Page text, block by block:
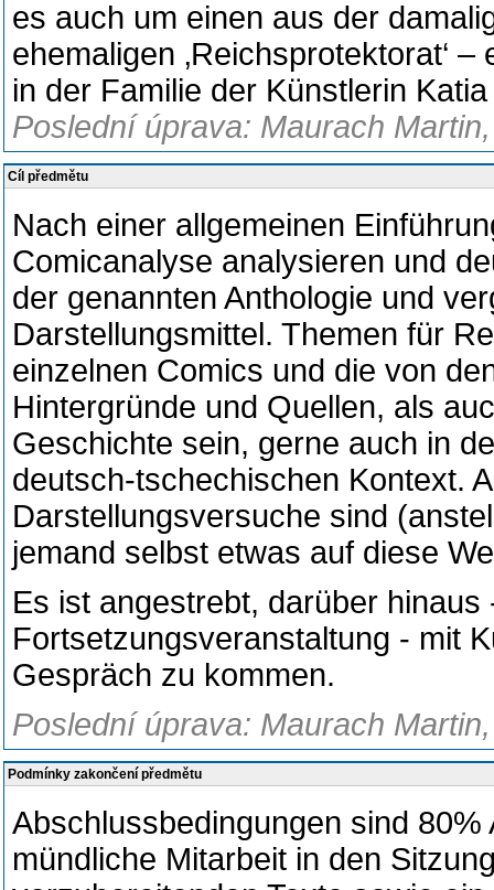
es auch um einen aus der
ehemaligen ‚Reichsprotektorat‘
in der Familie der Künstlerin
Poslední úprava: Maurach
Cíl předmětu
Nach einer allgemeinen
Comicanalyse analysieren und
der genannten Anthologie und
Darstellungsmittel. Themen für
einzelnen Comics und die von
Hintergründe und Quellen, als
Geschichte sein, gerne auch in
deutsch-tschechischen Kontext.
Darstellungsversuche sind
jemand selbst etwas auf diese
Es ist angestrebt, darüber hinaus
Fortsetzungsveranstaltung - mit
Gespräch zu kommen.
Poslední úprava: Maurach
Podmínky zakončení předmětu
Abschlussbedingungen sind
mündliche Mitarbeit in den